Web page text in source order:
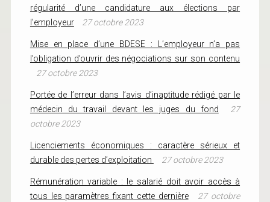
régularité d’une candidature aux élections par
l’employeur
27 octobre 2023
Mise en place d’une BDESE : L’employeur n’a pas
l’obligation d’ouvrir des négociations sur son contenu
27 octobre 2023
Portée de l’erreur dans l’avis d’inaptitude rédigé par le
médecin du travail devant les juges du fond
27
octobre 2023
Licenciements économiques : caractère sérieux et
durable des pertes d’exploitation
27 octobre 2023
Rémunération variable : le salarié doit avoir accès à
tous les paramètres fixant cette dernière
27 octobre